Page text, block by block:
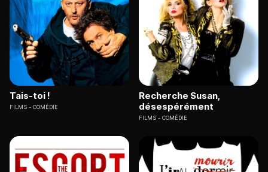
Tais-toi !
FILMS COMÉDIE
Recherche Susan,
désespérément
FILMS COMÉDIE